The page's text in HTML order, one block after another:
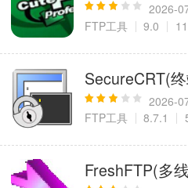
2026-
FTP工具
9.0
SecureCRT(
2026-
FTP工具
8.7.1
FreshFTP(多